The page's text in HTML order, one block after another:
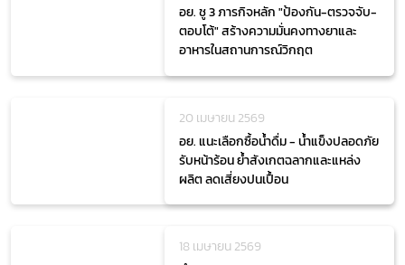
อย. ชู 3 ภารกิจหลัก "ป้องกัน-ตรวจจับ-
ตอบโต้" สร้างความมั่นคงทางยาและ
อาหารในสถานการณ์วิกฤต
20 เมษายน 2569
อย. แนะเลือกซื้อน้ำดื่ม - น้ำแข็งปลอดภัย
รับหน้าร้อน ย้ำสังเกตฉลากและแหล่ง
ผลิต ลดเสี่ยงปนเปื้อน
18 เมษายน 2569